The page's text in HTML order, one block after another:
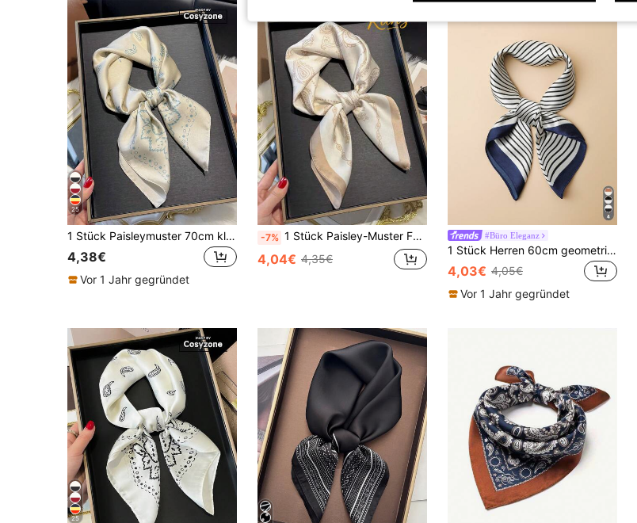
25
1 Stück Paisleymuster 70cm kleines quadratisches Bandana Tuch, vielseitiger seidenähnlicher Stoff, Herren Sonnenschutz Schal, multifunktionales Haarzubehör, Halstuch
4,38€
Vor 1 Jahr gegründet
-7% 1 Stück Paisley-Muster Faux-Seide 70cm Quadratischer Schal/Bandana, vielseitiger Halstuch, Sonnenschutz für Männer
4,04€ 4,35€
#Büro Eleganz
1 Stück Herren 60cm geometrisches Linien-Muster satinähnlicher kleiner quadratischer Schal, modischer und vielseitiger Bandana/Halstuch
4,03€ 4,05€
Vor 1 Jahr gegründet
25